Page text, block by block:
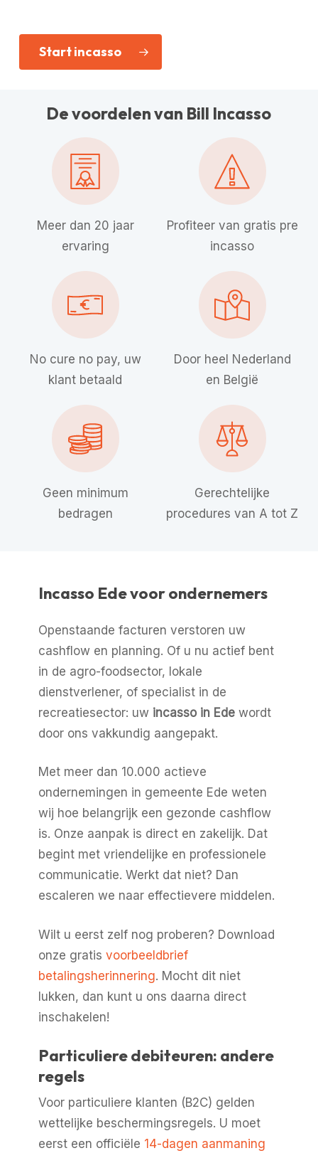
Start incasso
De voordelen van Bill Incasso
Meer dan 20 jaar
ervaring
Profiteer van gratis pre
incasso
No cure no pay, uw
klant betaald
Door heel Nederland
en België
Geen minimum
bedragen
Gerechtelijke
procedures van A tot Z
Incasso Ede voor ondernemers
Openstaande facturen verstoren uw
cashflow en planning. Of u nu actief bent
in de agro-foodsector, lokale
dienstverlener, of specialist in de
recreatiesector: uw incasso in Edewordt
door ons vakkundig aangepakt.
Met meer dan 10.000 actieve
ondernemingen in gemeente Ede weten
wij hoe belangrijk een gezonde cashflow
is. Onze aanpak is direct en zakelijk. Dat
begint met vriendelijke en professionele
communicatie. Werkt dat niet? Dan
escaleren we naar effectievere middelen.
Wilt u eerst zelf nog proberen? Download
onze gratis voorbeeldbrief
betalingsherinnering. Mocht dit niet
lukken, dan kunt u ons daarna direct
inschakelen!
Particuliere debiteuren: andere
regels
Voor particuliere klanten (B2C) gelden
wettelijke beschermingsregels. U moet
eerst een officiële 14-dagen aanmaning